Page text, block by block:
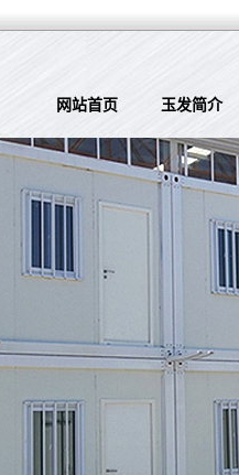
网站首页 玉发简介